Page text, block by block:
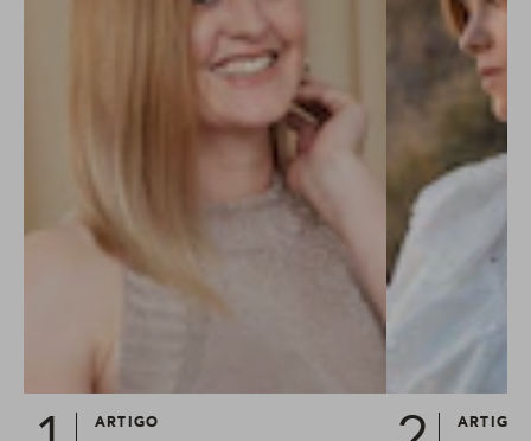
ARTIGO ARTIGO